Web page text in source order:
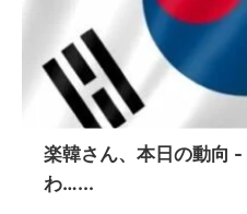
楽韓さん、本日の動向
わ…...